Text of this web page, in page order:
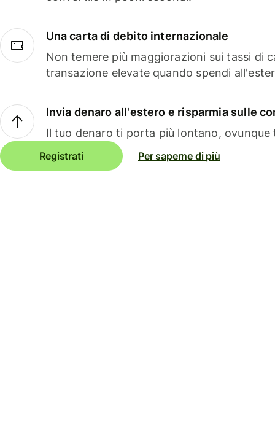
Una carta di debito internazionale
Non temere più maggiorazioni sui tassi di
transazione elevate quando spendi
Invia denaro all'estero e risparmia sulle
Il tuo denaro ti porta più lontano, ovunque
Registrati Per saperne di più